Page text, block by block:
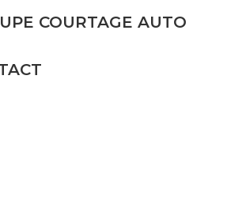
connaissance du bassin
allemandes et belges et
locales e9vite les
et de l'immatriculation en
COURTAGE AUTO